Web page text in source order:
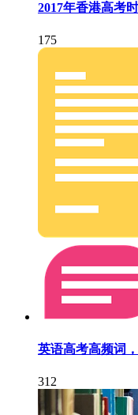
2017年香港高考
175
英语高考高频词
312